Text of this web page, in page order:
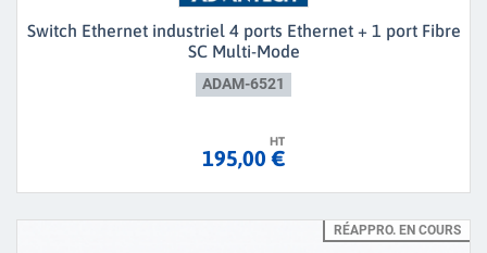
Switch Ethernet industriel 4 ports Ethernet + 1 port Fibre
SC Multi-Mode
ADAM-6521
HT
195,00 €
RÉAPPRO. EN COURS